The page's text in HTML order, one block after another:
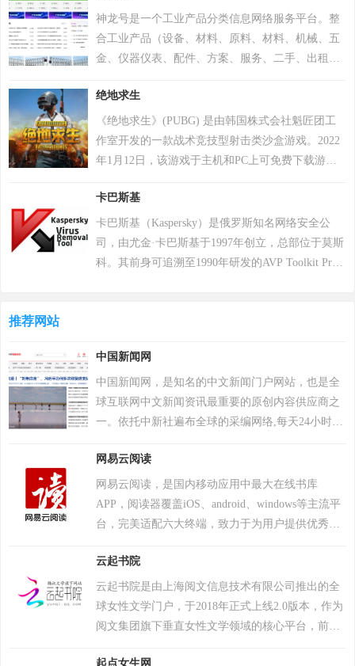
神龙号是一个工业产品分类信息网络服务平台。整
合工业产品（设备、材料、原料、材料、机械、五
金、仪器仪表、配件、方案、服务、二手、出租
品信息。同时设有产品排行 榜单、产品品牌、品牌
排行、行业专区、产品品类专区等栏目，帮助中小
企业、厂商通过网络营销的方式宣传企业产品或服
务，获得更多商机。
绝地求生
《绝地求生》(PUBG) 是由韩国株式会社魁匠团工
作室开发的一款战术竞技型射击类沙盒游戏。2022
年1月12日，该游戏于主机和PC上可免费下载游
资源，并在不断缩小的安全区域内对抗其他玩家，
让自己生存到最后 。 游戏《绝地求生》除获得G-
STAR最高奖项总统奖以及其他五项大奖，且打破了
7项吉尼斯纪录。 2018年8月9日，《绝地求生》官
求生》将于12月8日登陆 Epic 游戏商城。自2024年1
月1日起，《绝地求生》不再支持所有使用Windows
7、Windows 8和Windows 8.1操作系统的PC平台。
2024年2月26日，PCL 赛事官方宣布，《PUBG》
年12月，入选Steam2025年热门游戏榜单年度热门游
戏榜、年度畅销榜。
卡巴斯基
卡巴斯基（Kaspersky）是俄罗斯知名网络安全公
司，由尤金·卡巴斯基于1997年创立，总部位于莫斯
科。其前身可追溯至1990年研发的AVP Toolkit Pro
个人防护、企业安全及工业控制系统，2017年推出
自主研发的安全操作系统，2022年“安全远程工作空
间”获世界互联网领先科技成果。因地缘政治影响，
2017年起被美国政府禁用，2024年6月遭全面封禁后
景，2019年品牌升级后聚焦全球化战略，在中国等
重点市场保持合作，曾中标中央政府采购项目并获
2023年世界互联网大会科技奖。
推荐网站
中国新闻网
中国新闻网，是知名的中文新闻门户网站，也是全
球互联网中文新闻资讯最重要的原创内容供应商之
一。依托中新社遍布全球的采编网络,每天24小时面
图片、视频等多样化的资讯服务。在新闻报道方
面，中新网动态新闻及时准确，解释性报道角度独
特，稿件被国内外网络媒体大量转载。
网易云阅读
网易云阅读，是国内移动应用中最大在线书库
APP，阅读器覆盖iOS、android、windows等主流平
台，完美适配六大终端，致力于为用户提供优秀且
APP。 网易云阅读秉承精品化的电子书运营策略，
为用户提供大量经典作品。另外，紧追时下热点，
第一时间推出热门影视作品的同名原著；并承接了
众多新书的独家首发，开创了“电纸同步首发”的先
首发基地和热剧原著基地。 网易云阅读坚持打造全
云起书院
云起书院是由上海阅文信息技术有限公司推出的全
球女性文学门户，于2018年正式上线2.0版本，作为
阅文集团旗下垂直女性文学领域的核心平台，前身
起点女生网